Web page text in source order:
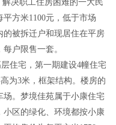
决职工住房困难的一大民
方米1100元，低于市场
的被拆迁户和现居住在平房
户限售一套。
住宅，第一期建设4幢住宅
为3米，框架结构。楼房的
。梦境佳苑属于小康住宅
小区的绿化、环境都按小康